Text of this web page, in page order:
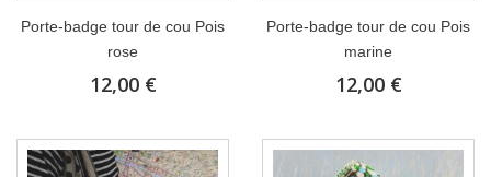
Porte-badge tour de cou Pois
rose
12,00 €
Porte-badge tour de cou Pois
marine
12,00 €